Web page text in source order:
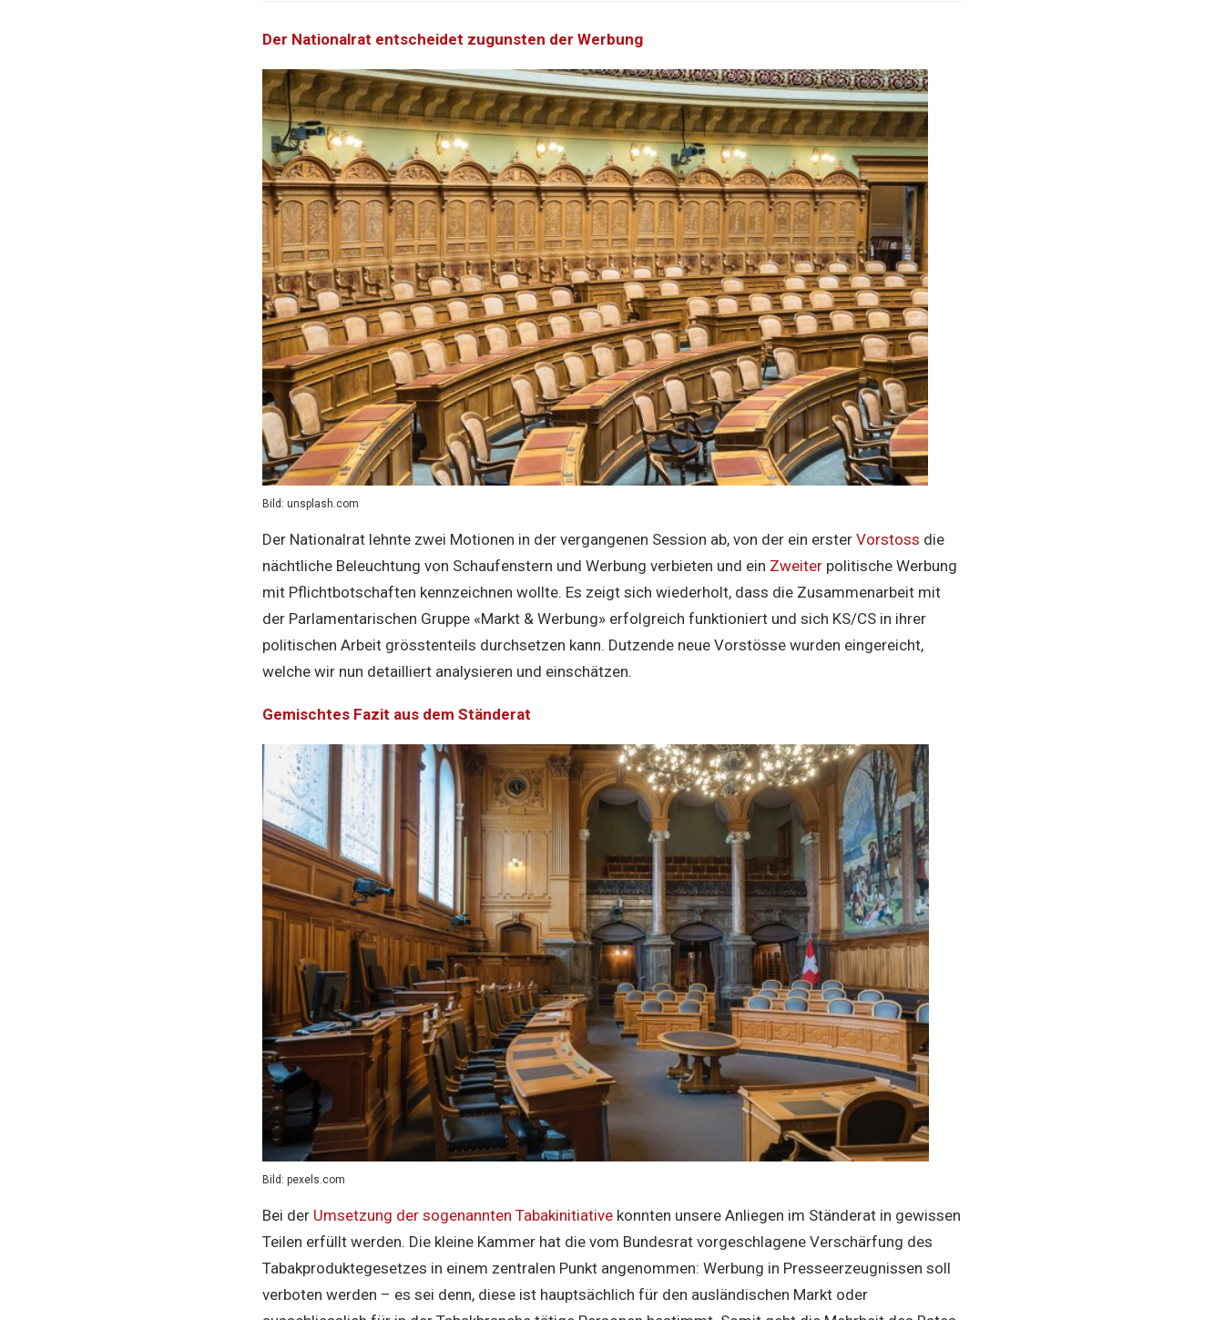
Der Nationalrat entscheidet zugunsten der Werbung
Bild: unsplash.com
Der Nationalrat lehnte zwei Motionen in der vergangenen Session ab, von der ein erster Vorstoss die
nächtliche Beleuchtung von Schaufenstern und Werbung verbieten und ein Zweiter politische Werbung
mit Pflichtbotschaften kennzeichnen wollte. Es zeigt sich wiederholt, dass die Zusammenarbeit mit
der Parlamentarischen Gruppe «Markt & Werbung» erfolgreich funktioniert und sich KS/CS in ihrer
politischen Arbeit grösstenteils durchsetzen kann. Dutzende neue Vorstösse wurden eingereicht,
welche wir nun detailliert analysieren und einschätzen.
Gemischtes Fazit aus dem Ständerat
Bild: pexels.com
Bei der Umsetzung der sogenannten Tabakinitiative konnten unsere Anliegen im Ständerat in gewissen
Teilen erfüllt werden. Die kleine Kammer hat die vom Bundesrat vorgeschlagene Verschärfung des
Tabakproduktegesetzes in einem zentralen Punkt angenommen: Werbung in Presseerzeugnissen soll
verboten werden – es sei denn, diese ist hauptsächlich für den ausländischen Markt oder